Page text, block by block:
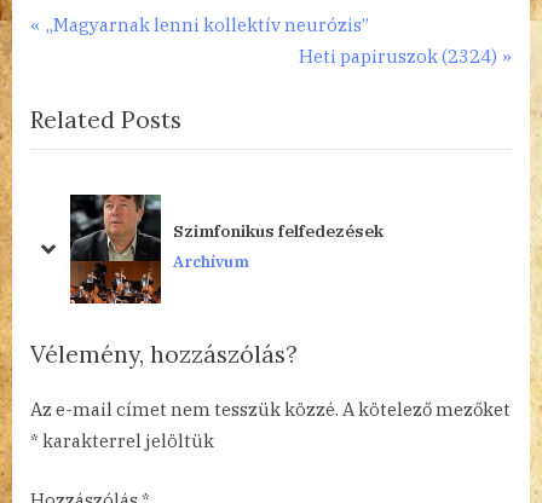
Bejegyzés
P
v
i
s
t
:
„Magyarnak lenni kollektív neurózis”
N
t
s
Heti papiruszok (2324)
Related Posts
Szimfonikus felfedezések
Archívum
prev
next
Vélemény, hozzászólás?
Az e-mail címet nem tesszük közzé. A kötelező mezőket
*karakterrel jelöltük